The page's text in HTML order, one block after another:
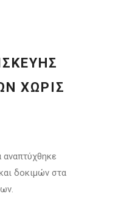
ΧΩΡΙΣ
αναπτύχθηκε
δοκιμών στα